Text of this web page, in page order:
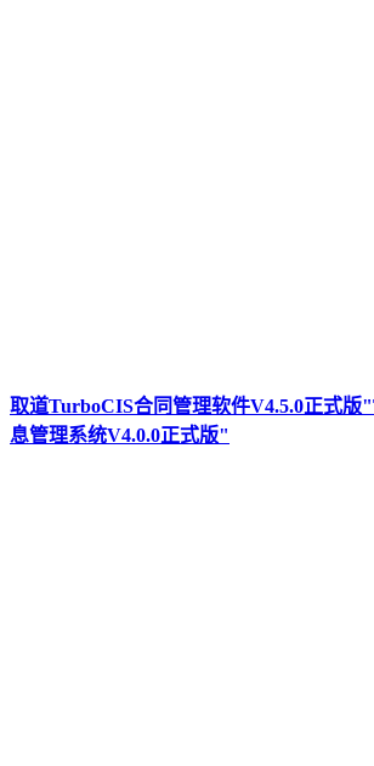
取道TurboCIS合同管理软件V4.5.0正式版
息管理系统V4.0.0正式版"